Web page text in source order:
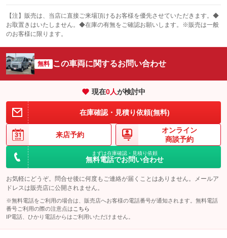
：装備あり
サンルーフ
：装備なし ABS
エアコン
：装備あり Wエアコン
：装備なし
リフトアップ
：装備なし パワーステアリング
：装備あり
ダウンヒルアシストコントロール
：装備あり ：装備なし
アイドリングストップ
：装備なし ドライブレコーダー
USB入力端子 Bluetooth接続
：装備なし
100V電源
：装備なし クリーンディーゼル
：装備なし
センターデフロック
レンタカーアップ
：装備なし
電動格納ミラー
：装備なし
カーナビ
：装備なし
TV
：装備なし
オーディオ
ビジュアル
：装備なし
革シート
：装備なし ハーフレザーシート
キーレス
：装備あり LEDヘッドランプ
HID(キセノンライト)
：装備なし ポータブルナビ
：装備なし
バックカメラ
：装備なし ETC
：装備なし
：装備なし ：装備なし
ローダウン
：装備なし
パワーシート
：装備なし
：装備なし ：装備なし
【注】販売は、当店に直接ご来場頂けるお客様を優先させていただきます。◆
お取置きはいたしません。◆在庫の有無をご確認お願いします。※販売は一般
のお客様に限ります。
無料 この車両に関するお問い合わせ
現在0人が検討中
在庫確認・見積り依頼(無料)
来店予約
オンライン
商談予約
まずは在庫確認・見積り依頼
無料電話でお問い合わせ
お気軽にどうぞ。問合せ後に何度もご連絡が届くことはありません。メールア
ドレスは販売店に公開されません。
※無料電話をご利用の場合は、販売店へお客様の電話番号が通知されます。無料電話
番号ご利用の際の注意点は こちら
IP電話、ひかり電話からはご利用いただけません。